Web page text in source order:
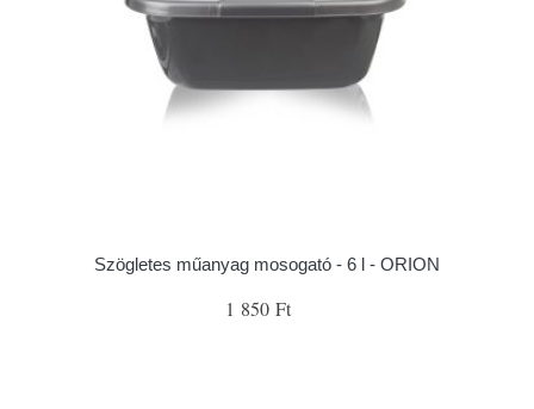
Szögletes műanyag mosogató - 6 l - ORION
1 850 Ft